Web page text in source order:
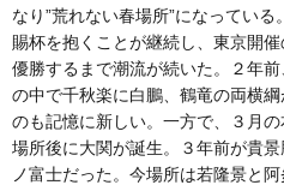
なり”荒れない春場所”になってい
賜杯を抱くことが継続し、東京開
優勝するまで潮流が続いた。２年
の中で千秋楽に白鵬、鶴竜の両横
のも記憶に新しい。一方で、３月
場所後に大関が誕生。３年前が貴
ノ富士だった。今場所は若隆景と